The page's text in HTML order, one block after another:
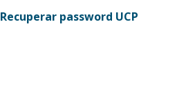
Recuperar password UCP